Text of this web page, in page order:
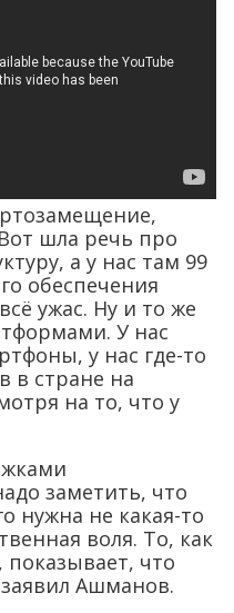
шла речь про
а у нас там 99
обеспечения
ужас. Ну и то же
У нас
у нас где-то
в стране на
на то, что у
заметить, что
нужна не какая-то
воля. То, как
показывает, что
Ашманов.